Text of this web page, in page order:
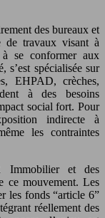
des bureaux et
de travaux visant à
à se conformer aux
s’est spécialisée sur
EHPAD, crèches,
à des besoins
social fort. Pour
indirecte à
les contraintes
Immobilier et des
ce mouvement. Les
les fonds “article 6”
réellement des